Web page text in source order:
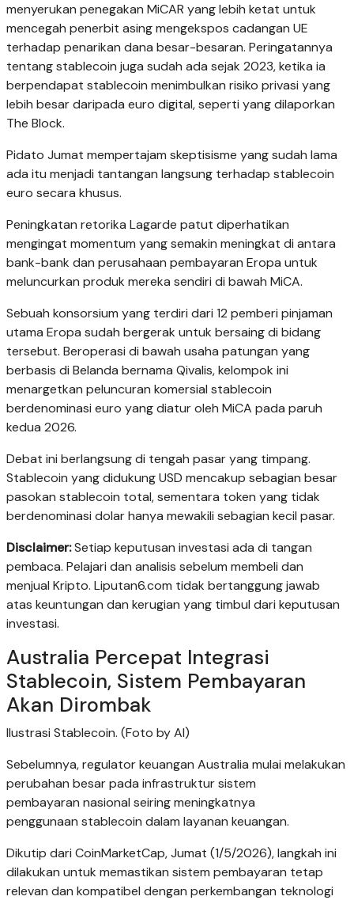
menyerukan penegakan MiCAR yang lebih ketat untuk
mencegah penerbit asing mengekspos cadangan UE
terhadap penarikan dana besar-besaran. Peringatannya
tentang stablecoin juga sudah ada sejak 2023, ketika ia
berpendapat stablecoin menimbulkan risiko privasi yang
lebih besar daripada euro digital, seperti yang dilaporkan
The Block.
Pidato Jumat mempertajam skeptisisme yang sudah lama
ada itu menjadi tantangan langsung terhadap stablecoin
euro secara khusus.
Peningkatan retorika Lagarde patut diperhatikan
mengingat momentum yang semakin meningkat di antara
bank-bank dan perusahaan pembayaran Eropa untuk
meluncurkan produk mereka sendiri di bawah MiCA.
Sebuah konsorsium yang terdiri dari 12 pemberi pinjaman
utama Eropa sudah bergerak untuk bersaing di bidang
tersebut. Beroperasi di bawah usaha patungan yang
berbasis di Belanda bernama Qivalis, kelompok ini
menargetkan peluncuran komersial stablecoin
berdenominasi euro yang diatur oleh MiCA pada paruh
kedua 2026.
Debat ini berlangsung di tengah pasar yang timpang.
Stablecoin yang didukung USD mencakup sebagian besar
pasokan stablecoin total, sementara token yang tidak
berdenominasi dolar hanya mewakili sebagian kecil pasar.
Disclaimer:Setiap keputusan investasi ada di tangan
pembaca. Pelajari dan analisis sebelum membeli dan
menjual Kripto. Liputan6.com tidak bertanggung jawab
atas keuntungan dan kerugian yang timbul dari keputusan
investasi.
Australia Percepat Integrasi
Stablecoin, Sistem Pembayaran
Akan Dirombak
Ilustrasi Stablecoin. (Foto by AI)
Sebelumnya, regulator keuangan Australia mulai melakukan
perubahan besar pada infrastruktur sistem
pembayaran nasional seiring meningkatnya
penggunaan stablecoin dalam layanan keuangan.
Dikutip dari CoinMarketCap, Jumat (1/5/2026), langkah ini
dilakukan untuk memastikan sistem pembayaran tetap
relevan dan kompatibel dengan perkembangan teknologi